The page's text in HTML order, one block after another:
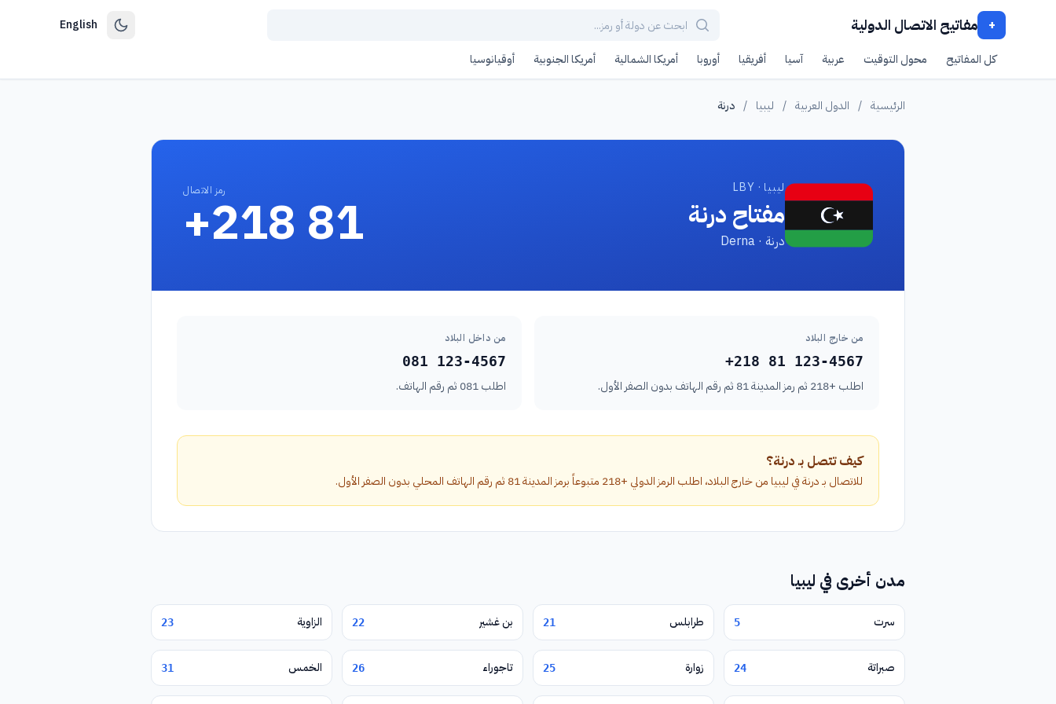
+ مفاتيح الاتصال الدولية English
كل المفاتيح محول التوقيت عربية آسيا أفريقيا أوروبا أمريكا الشمالية أمريكا الجنوبية أوقيانوسيا
الرئيسية / الدول العربية / ليبيا / درنة
ليبيا · LBY
مفتاح درنة
درنة · Derna
رمز الاتصال
+218 81
من خارج البلاد
+218 81 123-4567
اطلب +218 ثم رمز المدينة 81 ثم رقم الهاتف بدون الصفر الأول.
من داخل البلاد
081 123-4567
اطلب 081 ثم رقم الهاتف.
كيف تتصل بـ درنة؟
للاتصال بـ درنة في ليبيا من خارج البلاد، اطلب الرمز الدولي +218 متبوعاً برمز المدينة 81 ثم رقم الهاتف المحلي بدون الصفر الأول.
مدن أخرى في ليبيا
سرت 5 طرابلس 21 بن غشير 22 الزاوية 23
صبراتة 24 زوارة 25 تاجوراء 26 الخمس 31